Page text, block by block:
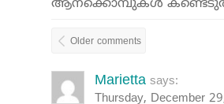
ആനക്കൊമ്പുകൾ
Older comments
Marietta says:
Thursday, December